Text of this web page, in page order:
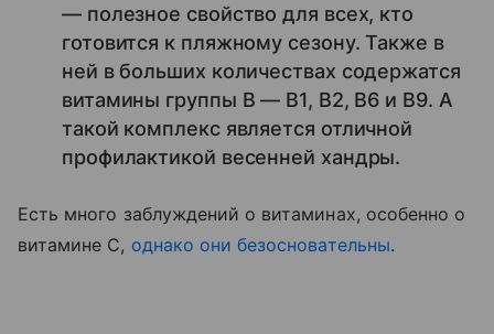
— полезное свойство для всех, кто
готовится к пляжному сезону. Также в
ней в больших количествах содержатся
витамины группы В — В1, В2, В6 и В9. А
такой комплекс является отличной
профилактикой весенней хандры.
Есть много заблуждений о витаминах, особенно о
витамине C, однако они безосновательны.